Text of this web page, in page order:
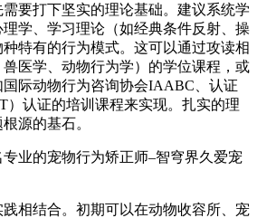
要打下坚实的理论基础。建议系统学
学、学习理论（如经典条件反射、操
特有的行为模式。这可以通过攻读相
医学、动物行为学）的学位课程，或
际动物行为咨询协会IAABC、认证
）认证的培训课程来实现。扎实的理
源的基石。
相结合。初期可以在动物收容所、宠